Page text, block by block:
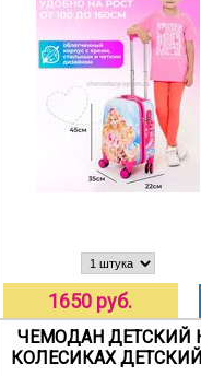
1650 руб.
ЧЕМОДАН ДЕТСКИЙ
КОЛЕСИКАХ